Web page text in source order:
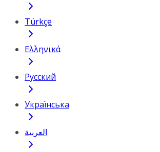
Türkçe
Ελληνικά
Русский
Українська
العربية